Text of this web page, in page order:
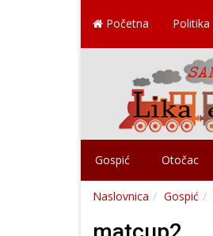
Početna Politika
Gospić Otočac
Naslovnica Gospić